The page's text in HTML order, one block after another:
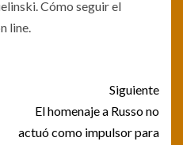
Cómo seguir el
line.
Siguiente
El homenaje a Russo no
actuó como impulsor para